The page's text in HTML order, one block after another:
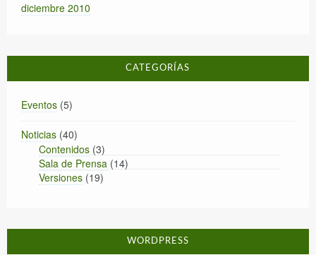
diciembre 2010
CATEGORÍAS
Eventos (5)
Noticias (40)
Contenidos (3)
Sala de Prensa (14)
Versiones (19)
WORDPRESS